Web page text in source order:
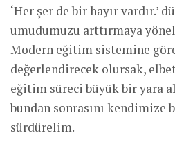
‘Her şer de bir hayır vardır.’
umudumuzu arttırmaya
Modern eğitim sistemine
değerlendirecek olursak,
eğitim süreci büyük bir yara
bundan sonrasını kendimize
sürdürelim.